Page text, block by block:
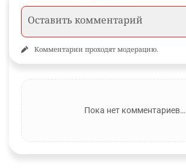
Комментарии проходят модерацию.
Пока нет комментариев…